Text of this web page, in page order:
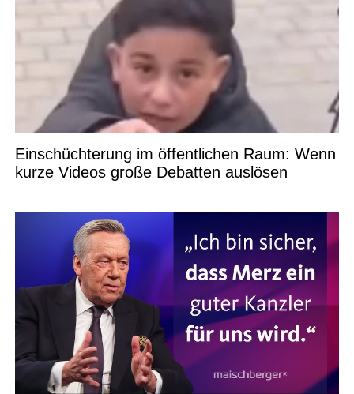
Einschüchterung im öffentlichen Raum: Wenn
kurze Videos große Debatten auslösen